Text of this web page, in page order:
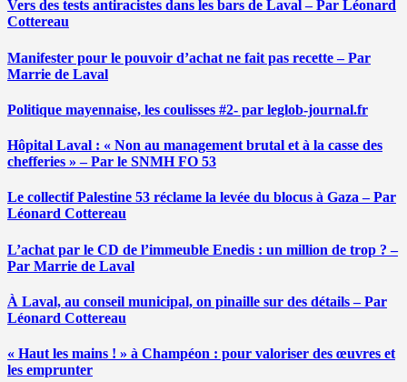
Vers des tests antiracistes dans les bars de Laval – Par Léonard
Cottereau
Manifester pour le pouvoir d’achat ne fait pas recette – Par
Marrie de Laval
Politique mayennaise, les coulisses #2- par leglob-journal.fr
Hôpital Laval : « Non au management brutal et à la casse des
chefferies » – Par le SNMH FO 53
Le collectif Palestine 53 réclame la levée du blocus à Gaza – Par
Léonard Cottereau
L’achat par le CD de l’immeuble Enedis : un million de trop ? –
Par Marrie de Laval
À Laval, au conseil municipal, on pinaille sur des détails – Par
Léonard Cottereau
« Haut les mains ! » à Champéon : pour valoriser des œuvres et
les emprunter